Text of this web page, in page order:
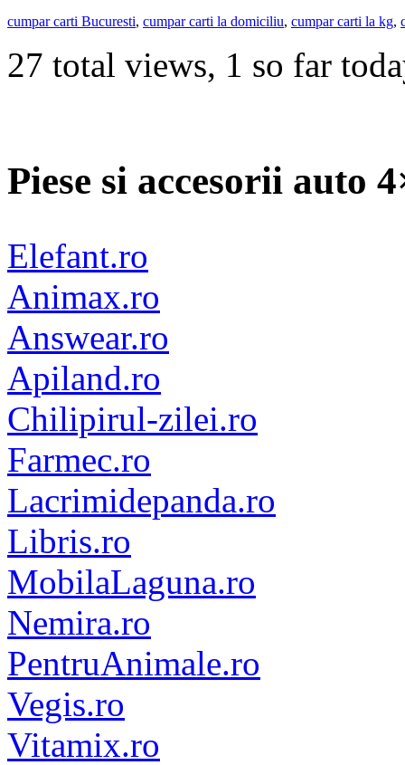
cumpar carti Bucuresti, cumpar carti la domiciliu, cumpar carti la kg,
27 total views, 1 so far
Piese si accesorii auto
Elefant.ro
Animax.ro
Answear.ro
Apiland.ro
Chilipirul-zilei.ro
Farmec.ro
Lacrimidepanda.ro
Libris.ro
MobilaLaguna.ro
Nemira.ro
PentruAnimale.ro
Vegis.ro
Vitamix.ro